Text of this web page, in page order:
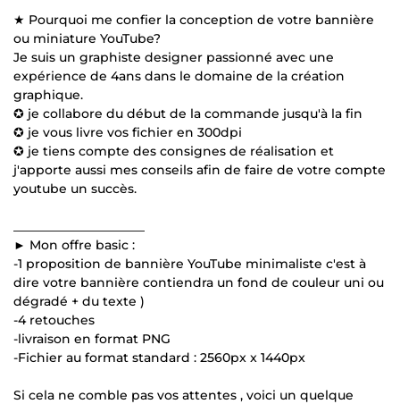
★ Pourquoi me confier la conception de votre bannière
ou miniature YouTube?
Je suis un graphiste designer passionné avec une
expérience de 4ans dans le domaine de la création
graphique.
✪ je collabore du début de la commande jusqu'à la fin
✪ je vous livre vos fichier en 300dpi
✪ je tiens compte des consignes de réalisation et
j'apporte aussi mes conseils afin de faire de votre compte
youtube un succès.
► Mon offre basic :
-1 proposition de bannière YouTube minimaliste c'est à
dire votre bannière contiendra un fond de couleur uni ou
dégradé + du texte )
-4 retouches
-livraison en format PNG
-Fichier au format standard : 2560px x 1440px
Si cela ne comble pas vos attentes , voici un quelque